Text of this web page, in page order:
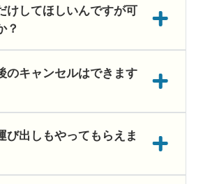
けしてほしいんですが可
？
のキャンセルはできます
び出しもやってもらえま